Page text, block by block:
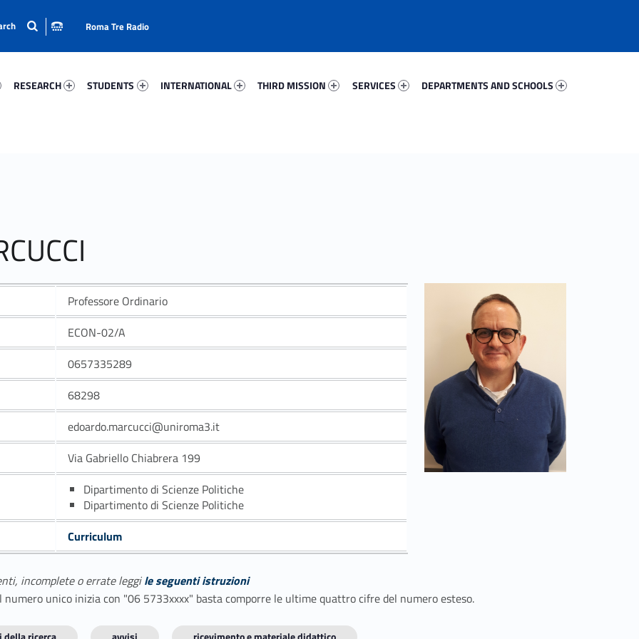
RESEARCH
STUDENTS
INTERNATIONAL
THIRD MISSION
SERVICES
DEPARTMENTS AND SCHOOLS
Roma Tre Radio
Professore Ordinario
ECON-02/A
0657335289
68298
edoardo.marcucci@uniroma3.it
Via Gabriello Chiabrera 199
Dipartimento di Scienze Politiche
Dipartimento di Scienze Politiche
Curriculum
incomplete o errate leggile seguenti istruzioni
unico inizia con "06 5733xxxx" basta comporre le ultime quattro cifre del numero esteso.